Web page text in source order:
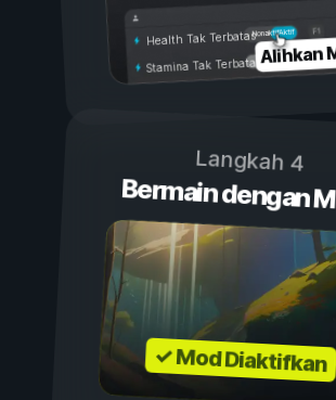
Aktif
Nonaktif
Health Tak Terbatas
Stamina Tak TerbatasAlihkan
Langkah 4
Bermain dengan
✓ Mod Diaktifkan